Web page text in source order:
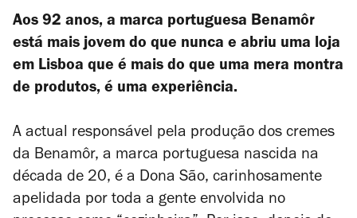
Aos 92 anos, a marca portuguesa Benamôr
está mais jovem do que nunca e abriu uma loja
em Lisboa que é mais do que uma mera montra
de produtos, é uma experiência.
A actual responsável pela produção dos cremes
da Benamôr, a marca portuguesa nascida na
década de 20, é a Dona São, carinhosamente
apelidada por toda a gente envolvida no